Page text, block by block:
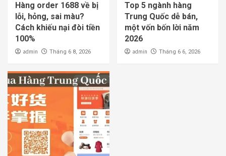
Hàng order 1688 về bị
lỗi, hỏng, sai màu?
Cách khiếu nại đòi tiền
100%
admin Tháng 6 8, 2026
Top 5 ngành hàng
Trung Quốc dễ bán,
một vốn bốn lời năm
2026
admin Tháng 6 6, 2026